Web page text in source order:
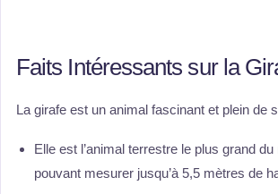
Faits Intéressants sur la
La girafe est un animal fascinant et plein de
Elle est l’animal terrestre le plus grand du
pouvant mesurer jusqu’à 5,5 mètres de